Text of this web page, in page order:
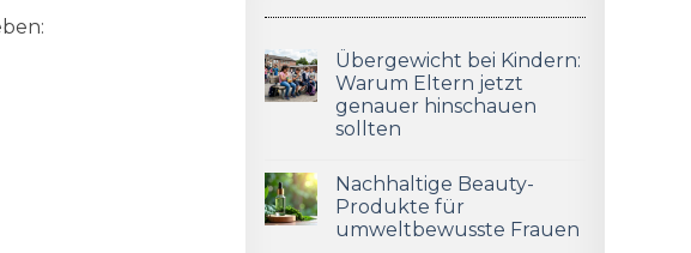
Übergewicht bei Kindern:
Warum Eltern jetzt
genauer hinschauen
sollten
Nachhaltige Beauty-
Produkte für
umweltbewusste Frauen